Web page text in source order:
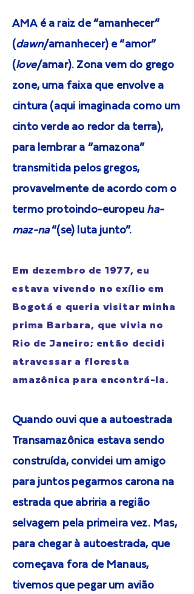
AMA é a raiz de “amanhecer”
(dawn/amanhecer) e “amor”
(love/amar). Zona vem do grego
zone, uma faixa que envolve a
cintura (aqui imaginada como um
cinto verde ao redor da terra),
para lembrar a “amazona”
transmitida pelos gregos,
provavelmente de acordo com o
termo protoindo-europeu ha-
maz-na“(se) luta junto”.
Em dezembro de 1977, eu
estava vivendo no exílio em
Bogotá e queria visitar minha
prima Barbara, que vivia no
Rio de Janeiro; então decidi
atravessar a floresta
amazônica para encontrá-la.
Quando ouvi que a autoestrada
Transamazônica estava sendo
construída, convidei um amigo
para juntos pegarmos carona na
estrada que abriria a região
selvagem pela primeira vez. Mas,
para chegar à autoestrada, que
começava fora de Manaus,
tivemos que pegar um avião